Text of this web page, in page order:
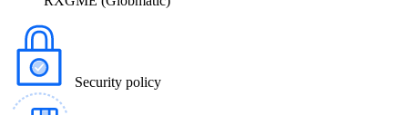
Security policy